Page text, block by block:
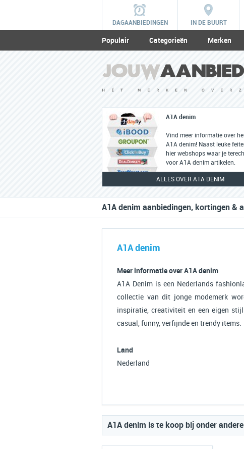
DAGAANBIEDINGEN IN DE BUURT
Populair Categorieën Merken
A1A denim
Vind meer informatie over
A1A denim! Naast leuke
hier webshops waar je
voor A1A denim artikelen.
ALLES OVER A1A DENIM
A1A denim aanbiedingen, kortingen &
A1A denim
Meer informatie over A1A denim
A1A Denim is een Nederlands
collectie van dit jonge modemerk
inspiratie, creativiteit en een eigen
casual, funny, verfijnde en trendy items.
Land
Nederland
A1A denim is te koop bij onder